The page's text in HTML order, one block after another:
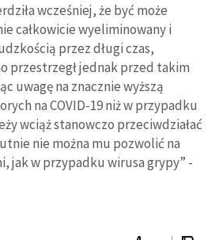
wcześniej, że być może
całkowicie wyeliminowany i
przez długi czas,
przestrzegł jednak przed takim
uwagę na znacznie wyższą
na COVID-19 niż w przypadku
wciąż stanowczo przeciwdziałać
nie można mu pozwolić na
jak w przypadku wirusa grypy” -